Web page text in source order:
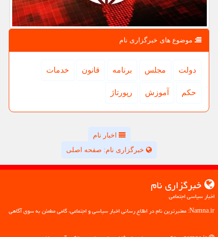
موضوع های خبرگزاری نام
دولت مجلس برنامه قانون خدمات
حكم آموزش رپورتاژ
اخبار نام
خبرگزاری نام: صفحه اصلی
خبرگزاری نام
اخبار سیاسی اجتماعی
Namna.ir: معتبرترین نام در اطلاع رسانی اخبار سیاسی و اجتماعی، گامی مطمئن به سوی آگاهی